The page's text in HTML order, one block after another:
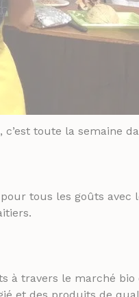
toute la semaine
tous les goûts
à travers le marché